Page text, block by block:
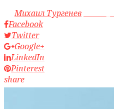
byМихаил Тургенев
Facebook
Twitter
Google+
LinkedIn
Pinterest
share